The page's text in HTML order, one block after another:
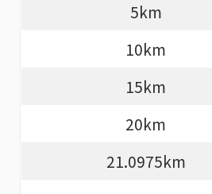
5km
10km
15km
20km
21.0975km